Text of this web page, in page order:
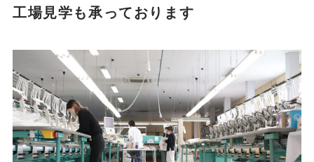
工場見学も承っております